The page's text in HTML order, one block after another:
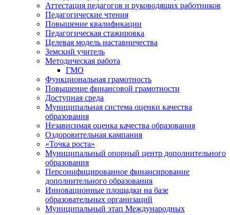
Аттестация педагогов и руководящих работников
Педагогические чтения
Повышение квалификации
Педагогическая стажировка
Целевая модель наставничества
Земский учитель
Методическая работа
ГМО
Функциональная грамотность
Повышение финансовой грамотности
Доступная среда
Муниципальная система оценки качества
образования
Независимая оценка качества образования
Оздоровительная кампания
«Точка роста»
Муниципальный опорный центр дополнительного
образования
Персонифицированное финансирование
дополнительного образования
Инновационные площадки на базе
образовательных организаций
Муниципальный этап Международных